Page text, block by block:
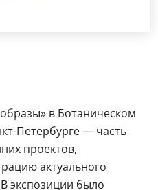
в Ботаническом
Петербурге — часть
проектов,
актуального
экспозиции было